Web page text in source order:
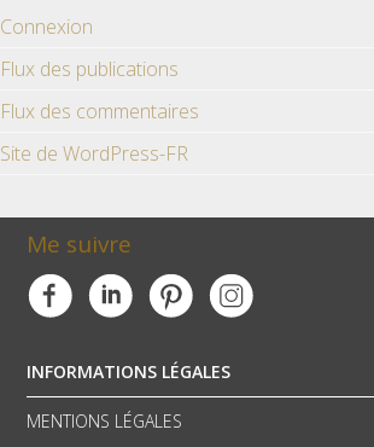
Connexion
Flux des publications
Flux des commentaires
Site de WordPress-FR
Me suivre
INFORMATIONS LÉGALES
MENTIONS LÉGALES